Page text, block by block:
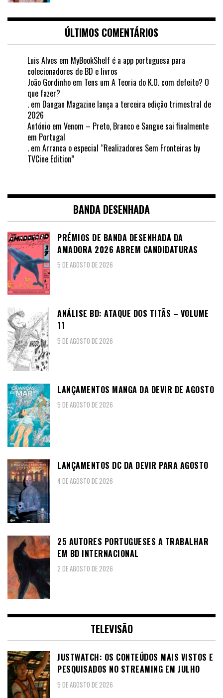
ÚLTIMOS COMENTÁRIOS
Luis Alves em MyBookShelf é a app portuguesa para
colecionadores de BD e livros
João Gordinho em Tens um A Teoria do K.O. com defeito? O
que fazer?
. em Dangan Magazine lança a terceira edição trimestral de
2026
António em Venom – Preto, Branco e Sangue sai finalmente
em Portugal
. em Arranca o especial “Realizadores Sem Fronteiras by
TVCine Edition”
BANDA DESENHADA
PRÉMIOS DE BANDA DESENHADA DA
AMADORA 2026 ABREM CANDIDATURAS
5 DE AGOSTO DE 2026
ANÁLISE BD: ATAQUE DOS TITÃS – VOLUME
11
5 DE AGOSTO DE 2026
LANÇAMENTOS MANGA DA DEVIR DE AGOSTO
5 DE AGOSTO DE 2026
LANÇAMENTOS DC DA DEVIR PARA AGOSTO
4 DE AGOSTO DE 2026
25 AUTORES PORTUGUESES A TRABALHAR
EM BD INTERNACIONAL
2 DE AGOSTO DE 2026
TELEVISÃO
JUSTWATCH: OS CONTEÚDOS MAIS VISTOS E
PESQUISADOS NO STREAMING EM JULHO
5 DE AGOSTO DE 2026